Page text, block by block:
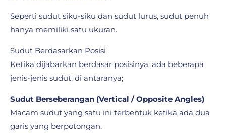
Seperti sudut siku-siku dan sudut lurus, sudut penuh
hanya memiliki satu ukuran.
Sudut Berdasarkan Posisi
Ketika dijabarkan berdasar posisinya, ada beberapa
jenis-jenis sudut, di antaranya;
Sudut Berseberangan (Vertical / Opposite Angles)
Macam sudut yang satu ini terbentuk ketika ada dua
garis yang berpotongan.